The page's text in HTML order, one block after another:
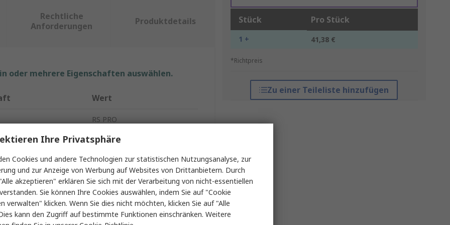
Stück Pro Stück
1 + 41,38 €
*Richtpreis
Zu einer Teileliste hinzufügen
Rechtliche
Anforderungen
Produktdetails
oder mehrere Eigenschaften auswählen.
Wert
RS PRO
Inline-RCD-Adapter
RCD-Netzstecker
Inline Ja
16A
Nein
Ihre Privatsphäre
Cookies und andere Technologien zur statistischen Nutzungsanalyse, zur
und zur Anzeige von Werbung auf Websites von Drittanbietern. Durch
akzeptieren" erklären Sie sich mit der Verarbeitung von nicht-essentiellen
Sie können Ihre Cookies auswählen, indem Sie auf "Cookie
verwalten" klicken. Wenn Sie dies nicht möchten, klicken Sie auf "Alle
kann den Zugriff auf bestimmte Funktionen einschränken. Weitere